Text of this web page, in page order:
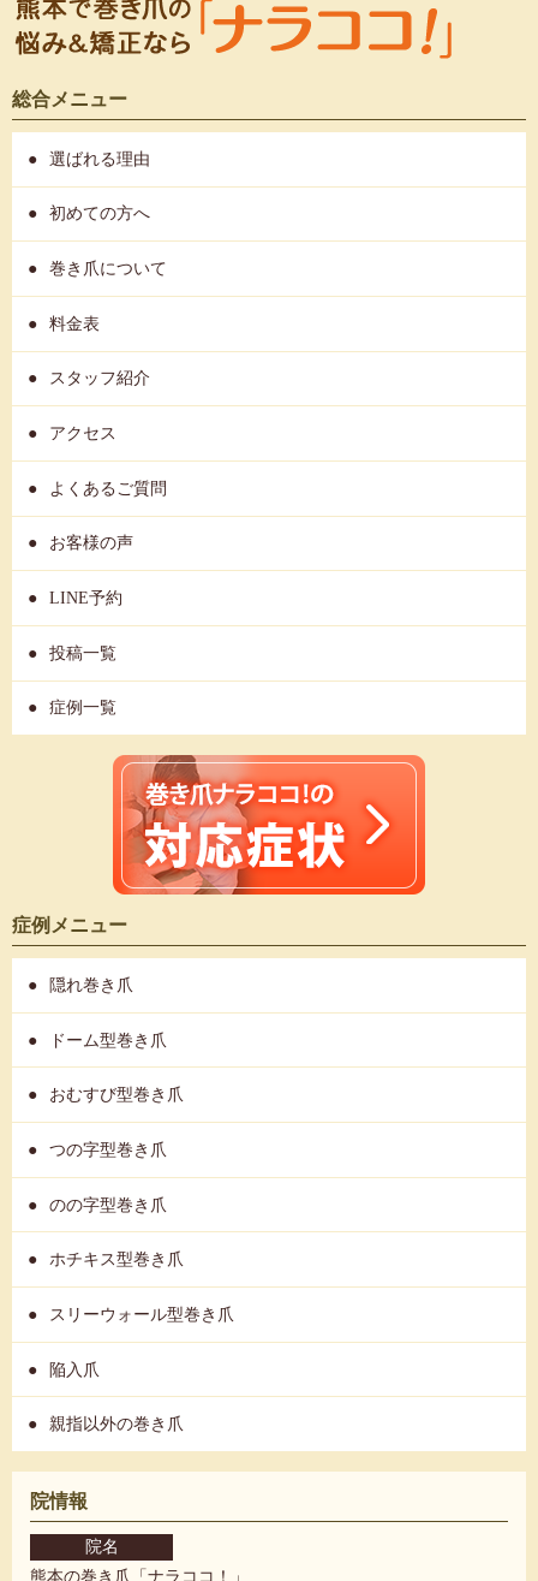
総合メニュー
選ばれる理由
初めての方へ
巻き爪について
料金表
スタッフ紹介
アクセス
よくあるご質問
お客様の声
LINE予約
投稿一覧
症例一覧
症例メニュー
隠れ巻き爪
ドーム型巻き爪
おむすび型巻き爪
つの字型巻き爪
のの字型巻き爪
ホチキス型巻き爪
スリーウォール型巻き爪
陥入爪
親指以外の巻き爪
院情報
院名
熊本の巻き爪「ナラココ！」